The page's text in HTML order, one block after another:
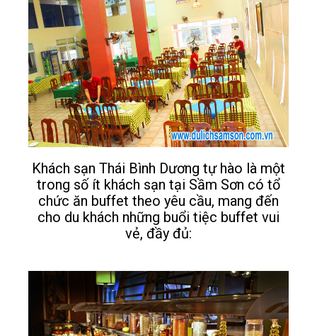
Khách sạn Thái Bình Dương tự hào là một
trong số ít khách sạn tại Sầm Sơn có tổ
chức ăn buffet theo yêu cầu, mang đến
cho du khách những buổi tiệc buffet vui
vẻ, đầy đủ: